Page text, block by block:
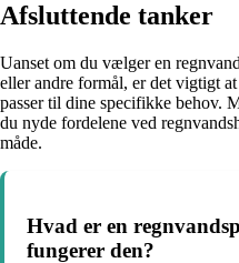
Afsluttende tanker
Uanset om du vælger en
eller andre formål, er det vigtigt
passer til dine specifikke behov.
du nyde fordelene ved
måde.
Hvad er en
fungerer den?